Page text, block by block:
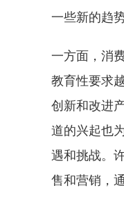
一些新的趋势
一方面，消
教育性要求
创新和改进
道的兴起也
遇和挑战。
售和营销，